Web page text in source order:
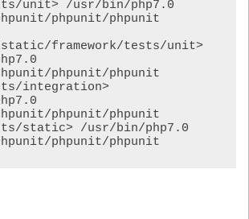
phpunit/phpunit
framework/tests/unit>
phpunit/phpunit
phpunit/phpunit